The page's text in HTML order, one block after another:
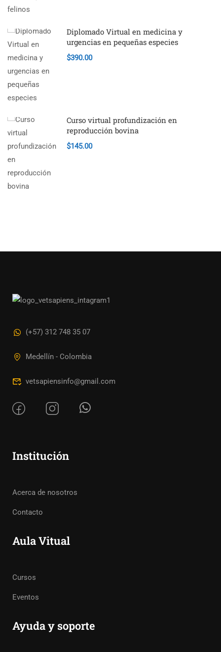
Diplomado Virtual en medicina y
urgencias en pequeñas especies
$390.00
Curso virtual profundización en
reproducción bovina
$145.00
(+57) 312 748 35 07
Medellín - Colombia
vetsapiensinfo@gmail.com
Institución
Acerca de nosotros
Contacto
Aula Vitual
Cursos
Eventos
Ayuda y soporte